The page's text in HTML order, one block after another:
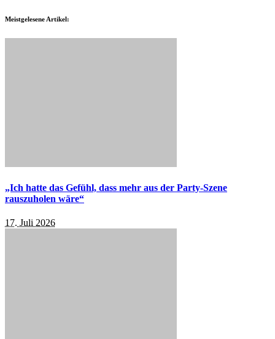
Meistgelesene Artikel:
„Ich hatte das Gefühl, dass mehr aus der Party-Szene
rauszuholen wäre“
17. Juli 2026